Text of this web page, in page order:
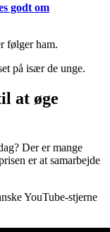
godt om
følger ham.
på især de unge.
at øge
Der er mange
er at samarbejde
YouTube-stjerne